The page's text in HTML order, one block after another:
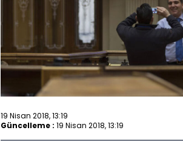
19 Nisan 2018, 13:19
Güncelleme : 19 Nisan 2018, 13:19